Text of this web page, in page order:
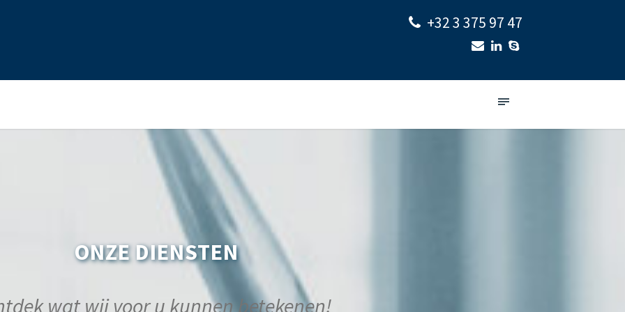
+32 3 375 97 47
ONZE DIENSTEN
wat wij voor u kunnen betekenen!